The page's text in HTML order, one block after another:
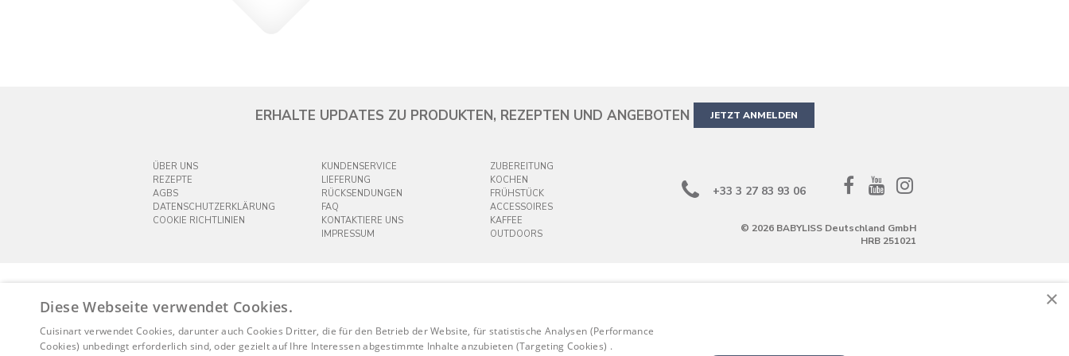
ERHALTE UPDATES ZU PRODUKTEN, REZEPTEN UND ANGEBOTEN JETZT ANMELDEN
ÜBER UNS
REZEPTE
AGBS
DATENSCHUTZERKLÄRUNG
COOKIE RICHTLINIEN
KUNDENSERVICE
LIEFERUNG
RÜCKSENDUNGEN
FAQ
KONTAKTIERE UNS
IMPRESSUM
ZUBEREITUNG
KOCHEN
FRÜHSTÜCK
ACCESSOIRES
KAFFEE
OUTDOORS
+33 3 27 83 93 06
FacebookYouTubeInstagram
© 2026 BABYLISS Deutschland GmbH
HRB 251021
×
Diese Webseite verwendet Cookies.
Cuisinart verwendet Cookies, darunter auch Cookies Dritter, die für den Betrieb der Website, für statistische Analysen (Performance
Cookies) unbedingt erforderlich sind, oder gezielt auf Ihre Interessen abgestimmte Inhalte anzubieten (Targeting Cookies) .